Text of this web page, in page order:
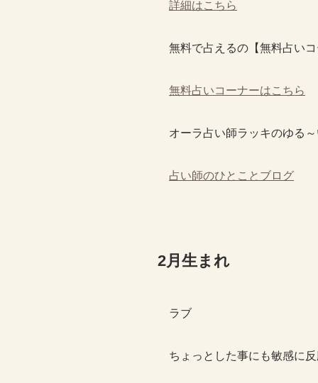
詳細はこちら
無料で占えるの【無料占い
無料占いコーナーはこちら
オーラ占い師ラッキのゆる
占い師のひとことブログ
2月生まれ
ラブ
ちょっとした事にも敏感に